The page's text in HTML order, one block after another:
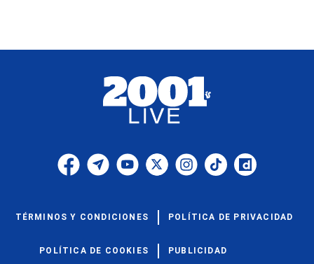
TÉRMINOS Y CONDICIONES POLÍTICA DE PRIVACIDAD
POLÍTICA DE COOKIES PUBLICIDAD